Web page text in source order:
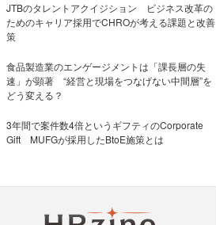
JTBのタレントアクイジション ビジネス改革の
ためのキャリア採用でCHROが考える課題と改善
策
食品製造業のエンゲージメントは「課長層の失
速」が顕著 “経営と現場をつなげない中間層”を
どう変える？
3年間で案件数4倍というギフティのCorporate
Gift MUFGが採用したBtoE施策とは